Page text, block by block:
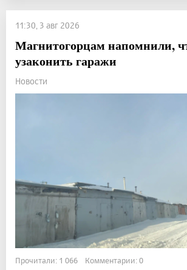
11:30, 3 авг 2026
Магнитогорцам напомнили,
узаконить гаражи
Новости
Прочитали: 1 066 Комментарии: 0